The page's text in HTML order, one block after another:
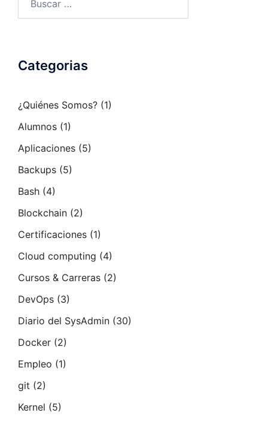
Categorias
¿Quiénes Somos? (1)
Alumnos (1)
Aplicaciones (5)
Backups (5)
Bash (4)
Blockchain (2)
Certificaciones (1)
Cloud computing (4)
Cursos & Carreras (2)
DevOps (3)
Diario del SysAdmin (30)
Docker (2)
Empleo (1)
git (2)
Kernel (5)